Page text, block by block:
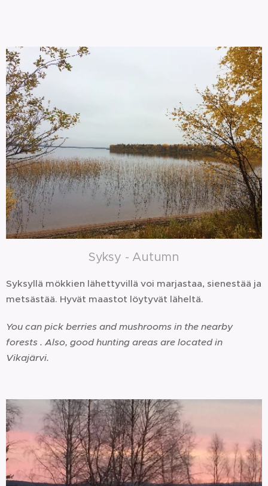
Syksy - Autumn
Syksyllä mökkien lähettyvillä voi marjastaa, sienestää ja
metsästää. Hyvät maastot löytyvät läheltä.
You can pick berries and mushrooms in the nearby
forests . Also, good hunting areas are located in
Vikajärvi.